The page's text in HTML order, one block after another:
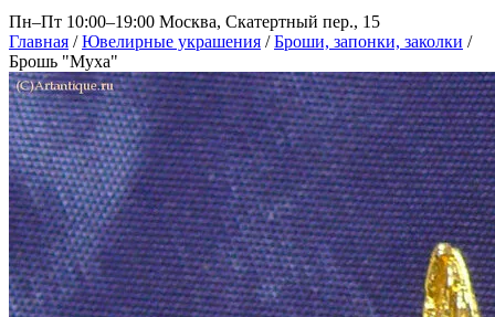
Пн–Пт 10:00–19:00 Москва, Скатертный пер., 15
Главная / Ювелирные украшения / Броши, запонки, заколки /
Брошь "Муха"